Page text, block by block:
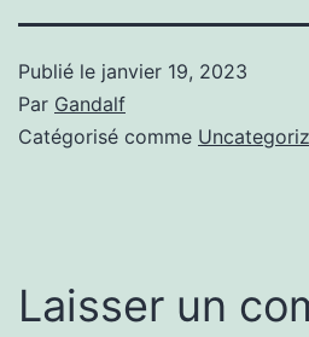
Publié le janvier 19, 2023
Par Gandalf
Catégorisé comme
Laisser un